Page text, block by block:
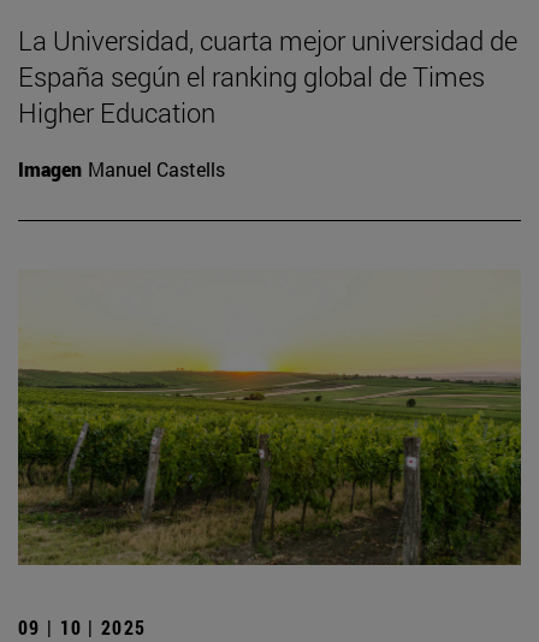
La Universidad, cuarta mejor universidad de
España según el ranking global de Times
Higher Education
Imagen Manuel Castells
09 | 10 | 2025